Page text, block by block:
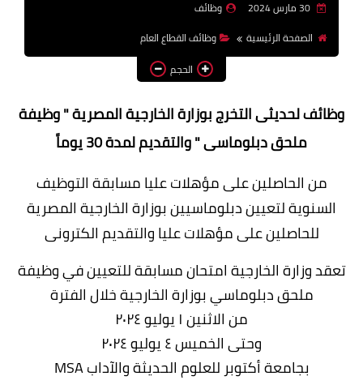
بالجامعات والمعاهد
اخبار
30 مارس 2024
وظائف
الصفحة الرئيسية
وظائف القطاع العام
الحجم
وظائف لحديثى التخرج بوزارة الخارجية المصرية " وظيفة
ملحق دبلوماسى " والتقديم لمدة 30 يوماً
من الحاصلين على مؤهلات عليا مسابقة التوظيف
السنوية لتعيين دبلوماسيين بوزارة الخارجية المصرية
للحاصلين على مؤهلات عليا والتقديم الكترونى
تعقد وزارة الخارجية امتحان مسابقة للتعيين في وظيفة
ملحق دبلوماسي بوزارة الخارجية خلال الفترة
من الاثنين ١ يوليو ٢٠٢٤
وحتى الخميس ٤ يوليو ٢٠٢٤
بجامعة أكتوبر للعلوم الحديثة والآداب MSA